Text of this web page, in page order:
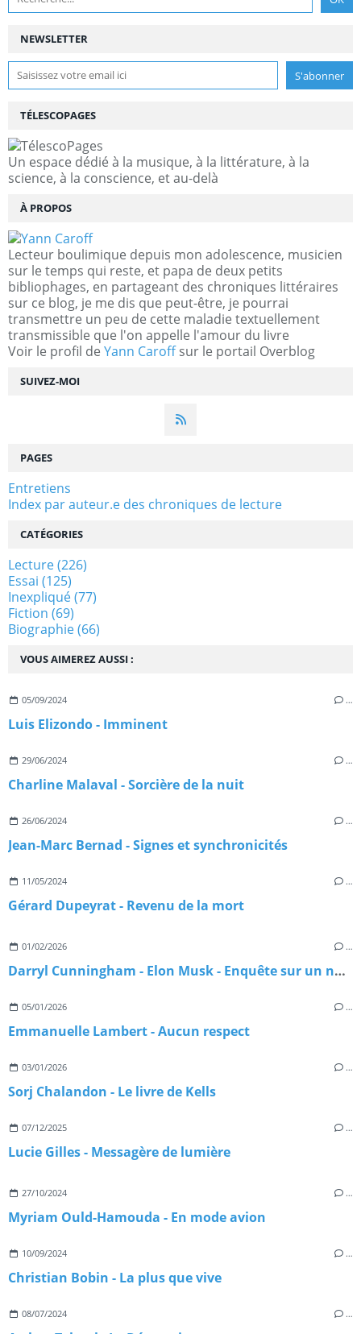
NEWSLETTER
SUIVEZ-MOI
TÉLESCOPAGES
Un espace dédié à la musique, à la littérature, à la
science, à la conscience, et au-delà
À PROPOS
Lecteur boulimique depuis mon adolescence, musicien
sur le temps qui reste, et papa de deux petits
bibliophages, en partageant des chroniques littéraires
sur ce blog, je me dis que peut-être, je pourrai
transmettre un peu de cette maladie textuellement
transmissible que l'on appelle l'amour du livre
Voir le profil de Yann Caroffsur le portail Overblog
VOUS AIMEREZ AUSSI :
05/09/2024 …
Luis Elizondo - Imminent
29/06/2024 …
Charline Malaval - Sorcière de la nuit
26/06/2024 …
Jean-Marc Bernad - Signes et synchronicités
11/05/2024 …
Gérard Dupeyrat - Revenu de la mort
01/02/2026 …
Darryl Cunningham - Elon Musk - Enquête sur un nouveau maître du monde
05/01/2026 …
Emmanuelle Lambert - Aucun respect
03/01/2026 …
Sorj Chalandon - Le livre de Kells
07/12/2025 …
Lucie Gilles - Messagère de lumière
27/10/2024 …
Myriam Ould-Hamouda - En mode avion
10/09/2024 …
Christian Bobin - La plus que vive
08/07/2024 …
PAGES
Entretiens
Index par auteur.e des chroniques de lecture
CATÉGORIES
Lecture(226)
Essai (125)
Inexpliqué(77)
Fiction (69)
Biographie(66)